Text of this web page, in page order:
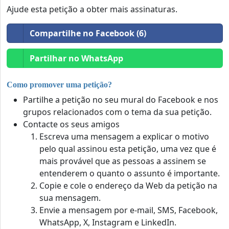
Ajude esta petição a obter mais assinaturas.
Compartilhe no Facebook (6)
Partilhar no WhatsApp
Como promover uma petição?
Partilhe a petição no seu mural do Facebook e nos
grupos relacionados com o tema da sua petição.
Contacte os seus amigos
Escreva uma mensagem a explicar o motivo
pelo qual assinou esta petição, uma vez que é
mais provável que as pessoas a assinem se
entenderem o quanto o assunto é importante.
Copie e cole o endereço da Web da petição na
sua mensagem.
Envie a mensagem por e-mail, SMS, Facebook,
WhatsApp, X, Instagram e LinkedIn.